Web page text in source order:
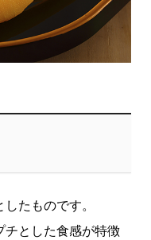
たものです。
とした食感が特徴